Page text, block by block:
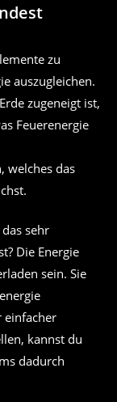
zu
auszugleichen.
zugeneigt ist,
Feuerenergie
welches das
sehr
Die Energie
sein. Sie
einfacher
kannst du
dadurch